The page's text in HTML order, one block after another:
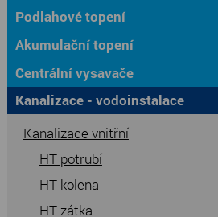
Podlahové topení
Akumulační topení
Centrální vysavače
Kanalizace - vodoinstalace
Kanalizace vnitřní
HT potrubí
HT kolena
HT zátka